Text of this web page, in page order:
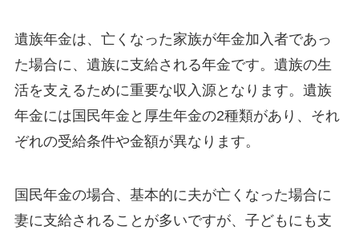
遺族年金は、亡くなった家族が年金加入者であっ
た場合に、遺族に支給される年金です。遺族の生
活を支えるために重要な収入源となります。遺族
年金には国民年金と厚生年金の2種類があり、それ
ぞれの受給条件や金額が異なります。
国民年金の場合、基本的に夫が亡くなった場合に
妻に支給されることが多いですが、子どもにも支